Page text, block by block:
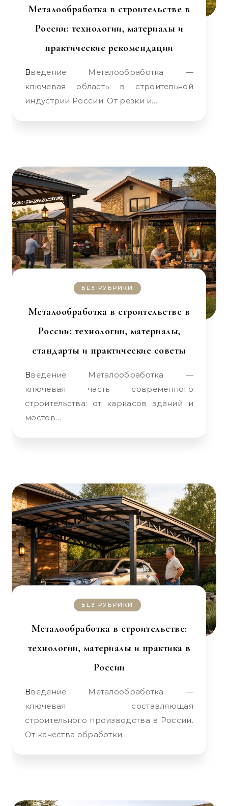
Металообработка в строительстве в
России: технологии, материалы и
практические рекомендации
Введение Металообработка —
ключевая область в строительной
индустрии России. От резки и…
БЕЗ РУБРИКИ
Металообработка в строительстве в
России: технологии, материалы,
стандарты и практические советы
Введение Металообработка —
ключевая часть современного
строительства: от каркасов зданий и
мостов…
БЕЗ РУБРИКИ
Металообработка в строительстве:
технологии, материалы и практика в
России
Введение Металообработка —
ключевая составляющая
строительного производства в России.
От качества обработки…